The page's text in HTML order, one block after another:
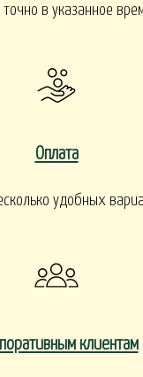
точно в указанное
Оплата
удобных
клиентам